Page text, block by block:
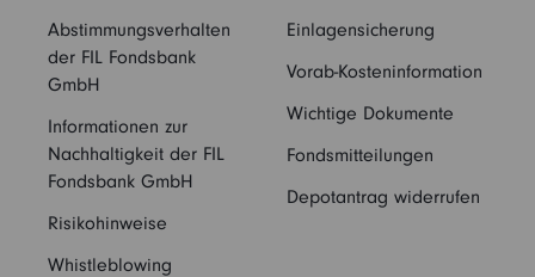
Abstimmungsverhalten
der FIL Fondsbank
GmbH
Informationen zur
Nachhaltigkeit der FIL
Fondsbank GmbH
Risikohinweise
Whistleblowing
Einlagensicherung
Vorab-Kosteninformation
Wichtige Dokumente
Fondsmitteilungen
Depotantrag widerrufen